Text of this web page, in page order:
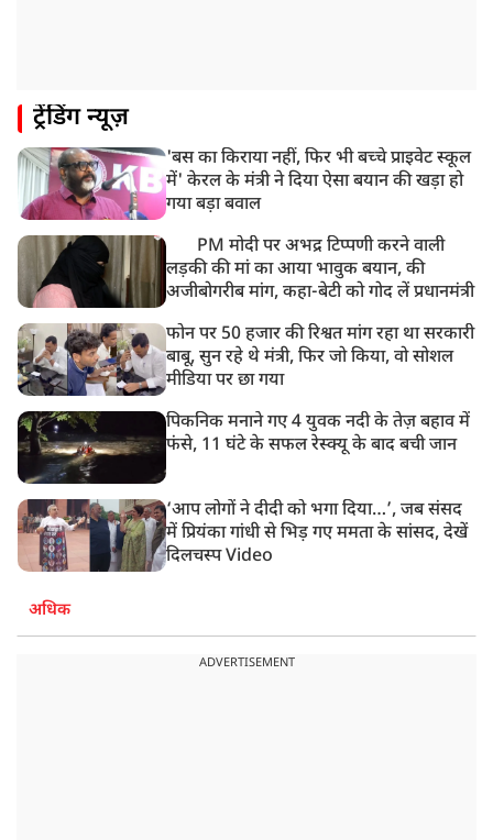
ट्रेंडिंग न्यूज़
'बस का किराया नहीं, फिर भी बच्चे प्राइवेट स्कूल
में' केरल के मंत्री ने दिया ऐसा बयान की खड़ा हो
गया बड़ा बवाल
PM मोदी पर अभद्र टिप्पणी करने वाली
लड़की की मां का आया भावुक बयान, की
अजीबोगरीब मांग, कहा-बेटी को गोद लें प्रधानमंत्री
फोन पर 50 हजार की रिश्वत मांग रहा था सरकारी
बाबू, सुन रहे थे मंत्री, फिर जो किया, वो सोशल
मीडिया पर छा गया
पिकनिक मनाने गए 4 युवक नदी के तेज़ बहाव में
फंसे, 11 घंटे के सफल रेस्क्यू के बाद बची जान
‘आप लोगों ने दीदी को भगा दिया…’, जब संसद
में प्रियंका गांधी से भिड़ गए ममता के सांसद, देखें
दिलचस्प Video
अधिक
ADVERTISEMENT